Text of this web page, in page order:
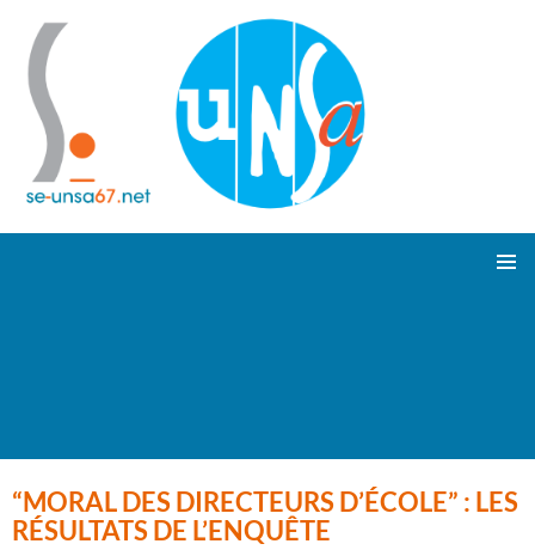
“MORAL DES DIRECTEURS D’ÉCOLE” : LES
RÉSULTATS DE L’ENQUÊTE